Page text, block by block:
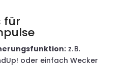
für
z. B.
oder einfach Wecker